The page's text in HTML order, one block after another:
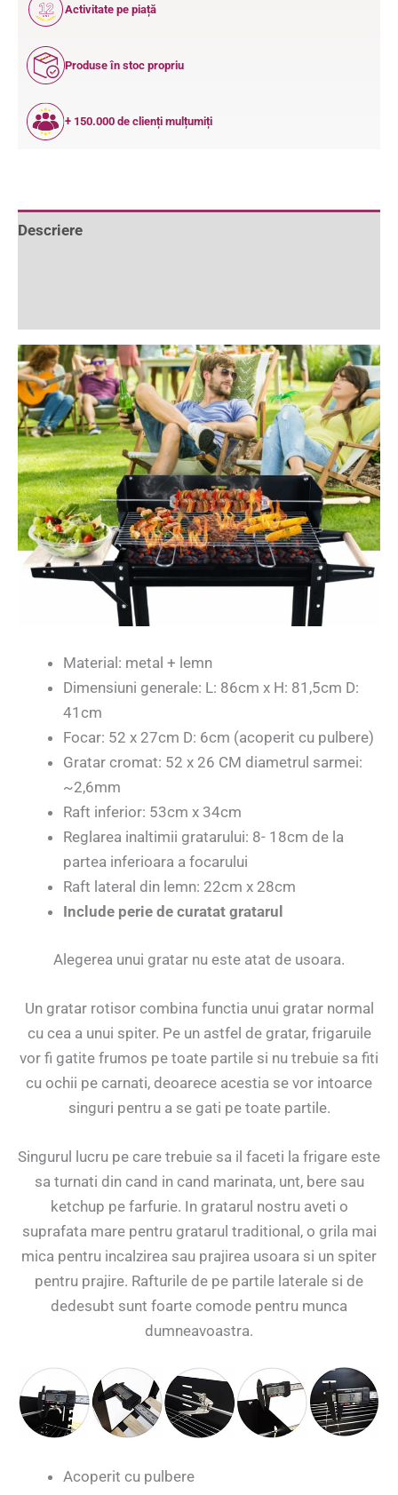
12
ANI
Activitate pe piață
Produse în stoc propriu
+ 150.000 de clienți mulțumiți
Descriere
Material: metal + lemn
Dimensiuni generale: L: 86cm x H: 81,5cm D:
41cm
Focar: 52 x 27cm D: 6cm (acoperit cu pulbere)
Gratar cromat: 52 x 26 CM diametrul sarmei:
~2,6mm
Raft inferior: 53cm x 34cm
Reglarea inaltimii gratarului: 8- 18cm de la
partea inferioara a focarului
Raft lateral din lemn: 22cm x 28cm
Include perie de curatat gratarul
Alegerea unui gratar nu este atat de usoara.
Un gratar rotisor combina functia unui gratar normal
cu cea a unui spiter. Pe un astfel de gratar, frigaruile
vor fi gatite frumos pe toate partile si nu trebuie sa fiti
cu ochii pe carnati, deoarece acestia se vor intoarce
singuri pentru a se gati pe toate partile.
Singurul lucru pe care trebuie sa il faceti la frigare este
sa turnati din cand in cand marinata, unt, bere sau
ketchup pe farfurie. In gratarul nostru aveti o
suprafata mare pentru gratarul traditional, o grila mai
mica pentru incalzirea sau prajirea usoara si un spiter
pentru prajire. Rafturile de pe partile laterale si de
dedesubt sunt foarte comode pentru munca
dumneavoastra.
Acoperit cu pulbere